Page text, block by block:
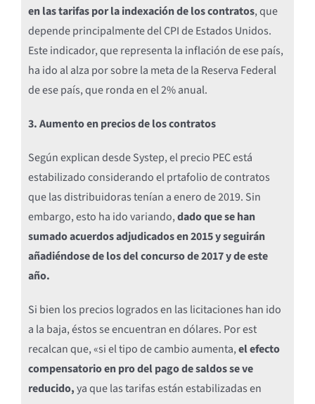
en las tarifas por la indexación de los contratos, que
depende principalmente del CPI de Estados Unidos.
Este indicador, que representa la inflación de ese país,
ha ido al alza por sobre la meta de la Reserva Federal
de ese país, que ronda en el 2% anual.
3. Aumento en precios de los contratos
Según explican desde Systep, el precio PEC está
estabilizado considerando el prtafolio de contratos
que las distribuidoras tenían a enero de 2019. Sin
embargo, esto ha ido variando,dado que se han
sumado acuerdos adjudicados en 2015 y seguirán
añadiéndose de los del concurso de 2017 y de este
año.
Si bien los precios logrados en las licitaciones han ido
a la baja, éstos se encuentran en dólares. Por est
recalcan que, «si el tipo de cambio aumenta,el efecto
compensatorio en pro del pago de saldos se ve
reducido,ya que las tarifas están estabilizadas en